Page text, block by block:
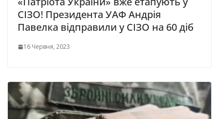
СІЗО! Президента УАФ Андрія
Павелка відправили у СІЗО на 60 діб
16 Червня, 2023